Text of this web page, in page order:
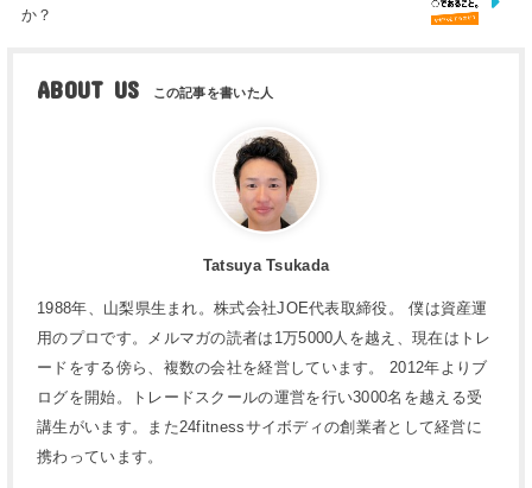
か？
ABOUT US
Tatsuya Tsukada
1988年、山梨県生まれ。株式会社JOE代表取締役。 僕は資産運
用のプロです。メルマガの読者は1万5000人を越え、現在はトレ
ードをする傍ら、複数の会社を経営しています。 2012年よりブ
ログを開始。トレードスクールの運営を行い3000名を越える受
講生がいます。また24fitnessサイボディの創業者として経営に
携わっています。